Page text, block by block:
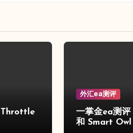
Throttle
外汇ea测评
一掌金ea测
和 Smart Owl